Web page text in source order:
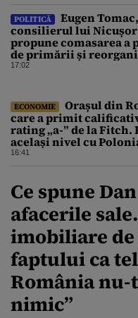
POLITICĂ
Eugen Tomac,
consilierul lui Nicușor
propune comasarea a
de primării și
administrativă a
17:02
ECONOMIE
Orașul din
care a primit
rating „a-” de la Fitch.
același nivel cu
16:41
Ce spune
afacerile
imobiliare
faptului ca
România nu-
nimic”